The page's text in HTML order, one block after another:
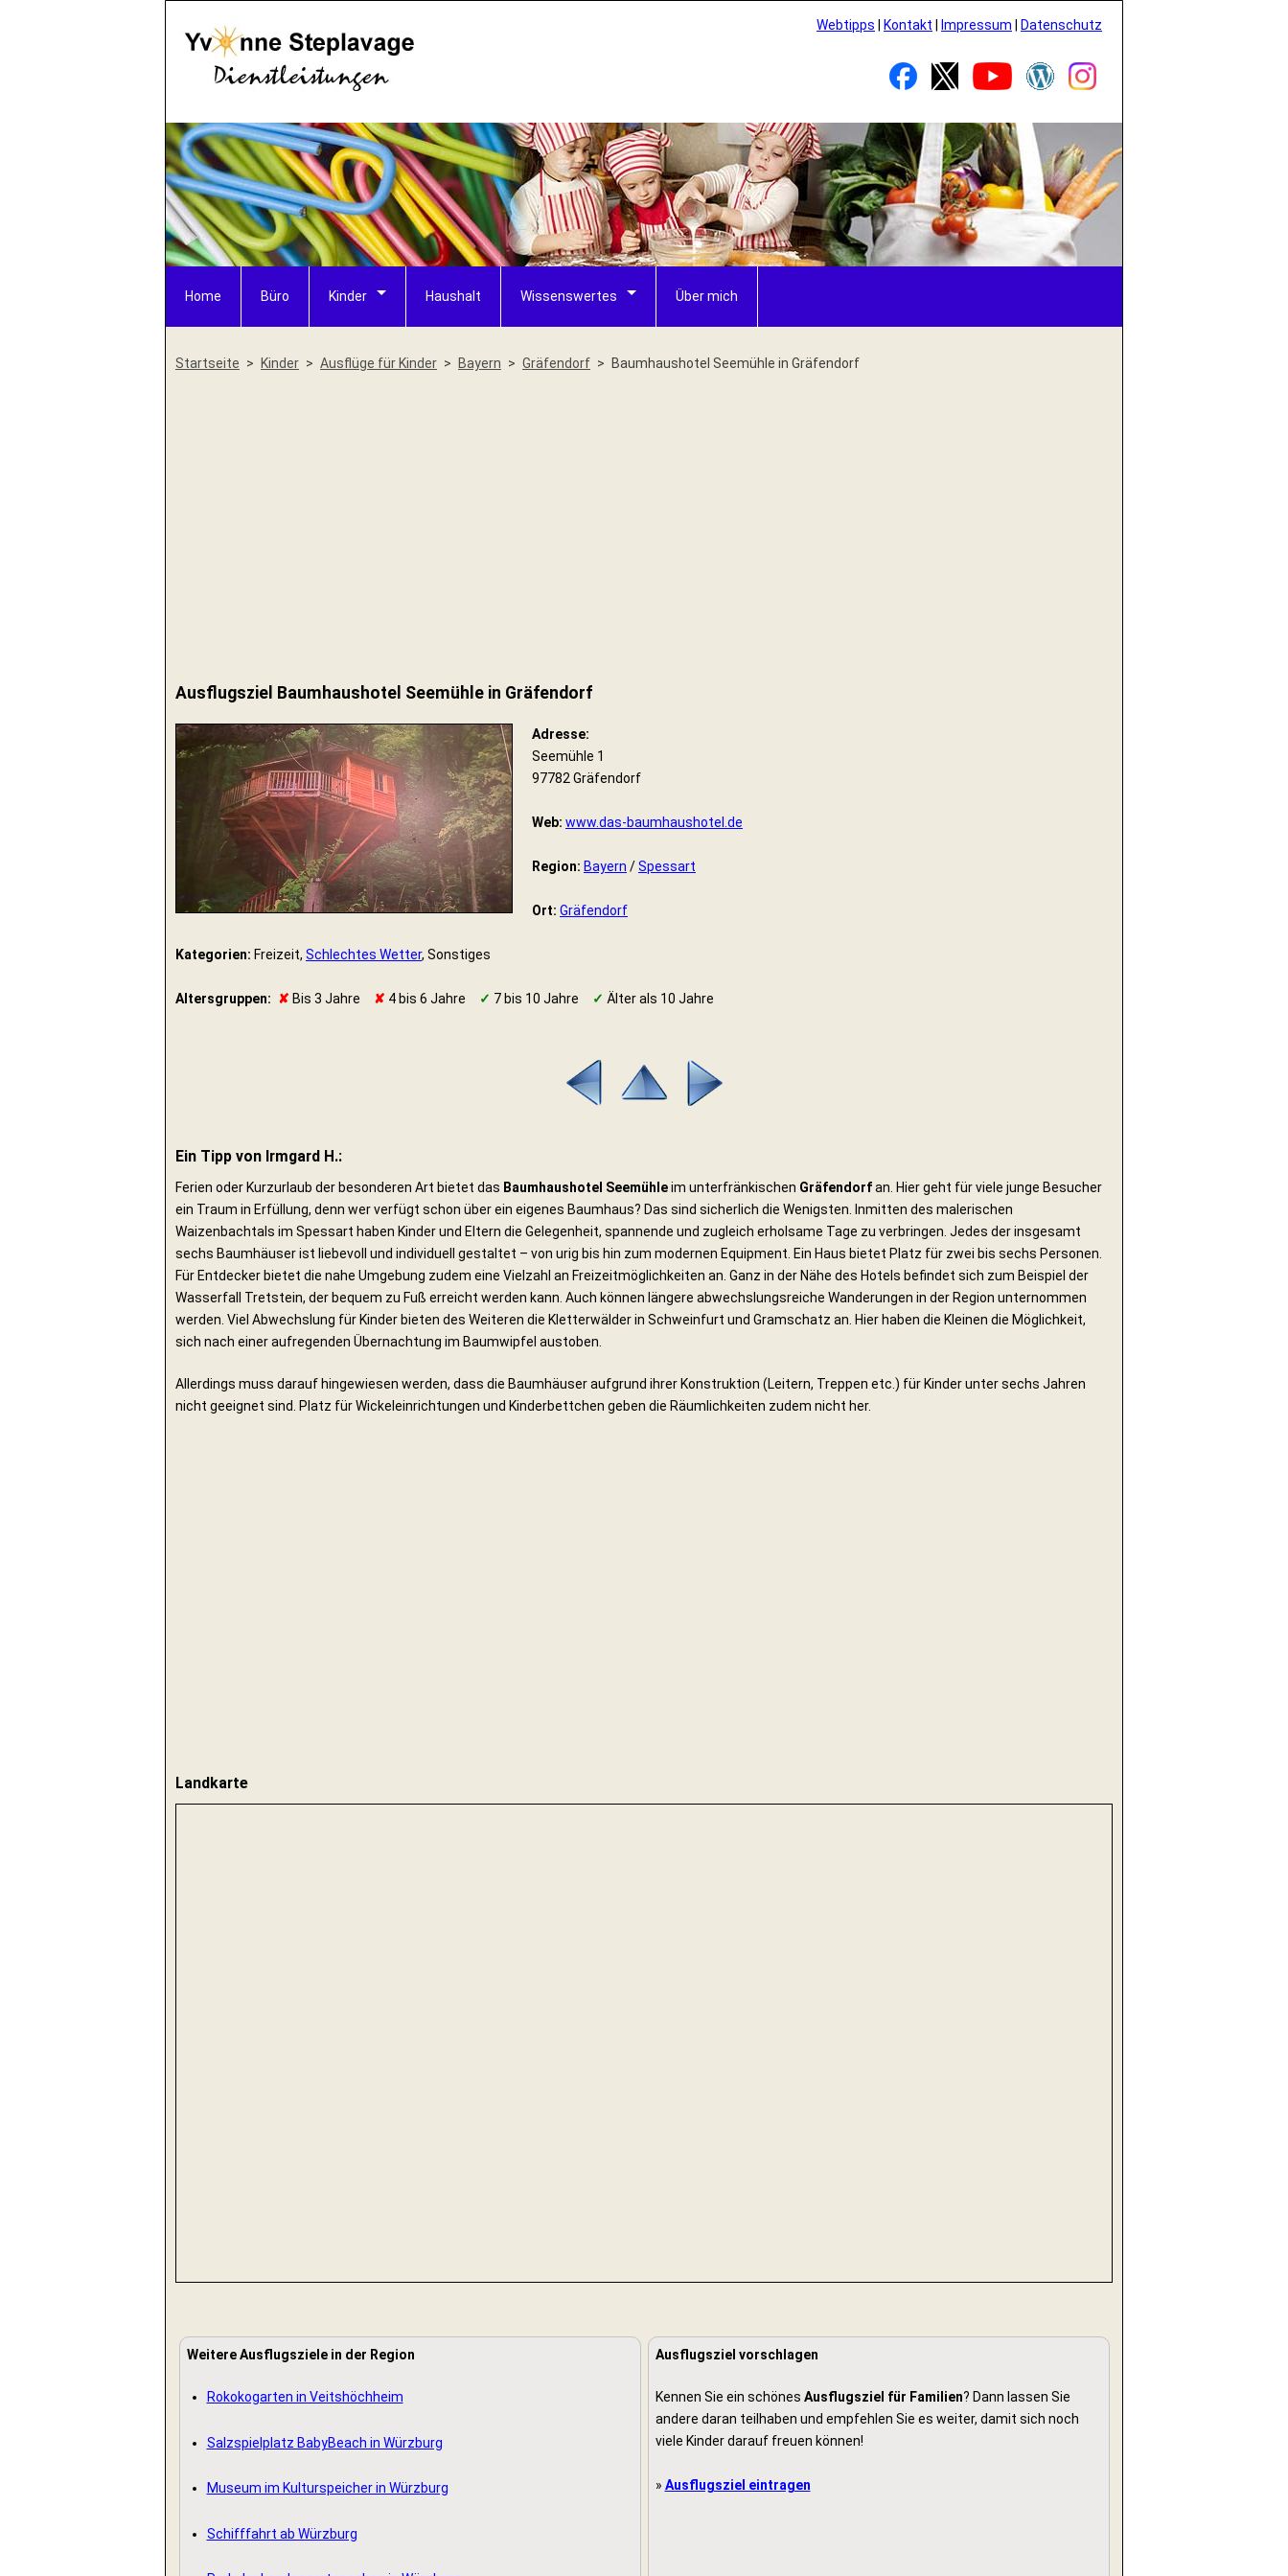
Webtipps Kontakt Impressum Datenschutz
Home Büro Kinder Haushalt Wissenswertes Über mich
Startseite Kinder Ausflüge für Kinder Bayern Gräfendorf Baumhaushotel Seemühle in Gräfendorf
Ausflugsziel Baumhaushotel Seemühle in Gräfendorf
Adresse:
Seemühle 1
97782 Gräfendorf
Web: www.das-baumhaushotel.de
Region: Bayern /Spessart
Ort: Gräfendorf
Kategorien: Freizeit, Schlechtes Wetter, Sonstiges
Altersgruppen: ✘ Bis 3 Jahre ✘ 4 bis 6 Jahre ✓ 7 bis 10 Jahre ✓ Älter als 10 Jahre
Ein Tipp von Irmgard H.:
Ferien oder Kurzurlaub der besonderen Art bietet das Baumhaushotel Seemühleim unterfränkischen Gräfendorfan. Hier geht für viele junge Besucher
ein Traum in Erfüllung, denn wer verfügt schon über ein eigenes Baumhaus? Das sind sicherlich die Wenigsten. Inmitten des malerischen
Waizenbachtals im Spessart haben Kinder und Eltern die Gelegenheit, spannende und zugleich erholsame Tage zu verbringen. Jedes der insgesamt
sechs Baumhäuser ist liebevoll und individuell gestaltet – von urig bis hin zum modernen Equipment. Ein Haus bietet Platz für zwei bis sechs Personen.
Für Entdecker bietet die nahe Umgebung zudem eine Vielzahl an Freizeitmöglichkeiten an. Ganz in der Nähe des Hotels befindet sich zum Beispiel der
Wasserfall Tretstein, der bequem zu Fuß erreicht werden kann. Auch können längere abwechslungsreiche Wanderungen in der Region unternommen
werden. Viel Abwechslung für Kinder bieten des Weiteren die Kletterwälder in Schweinfurt und Gramschatz an. Hier haben die Kleinen die Möglichkeit,
sich nach einer aufregenden Übernachtung im Baumwipfel austoben.
Allerdings muss darauf hingewiesen werden, dass die Baumhäuser aufgrund ihrer Konstruktion (Leitern, Treppen etc.) für Kinder unter sechs Jahren
nicht geeignet sind. Platz für Wickeleinrichtungen und Kinderbettchen geben die Räumlichkeiten zudem nicht her.
Landkarte
Weitere Ausflugsziele in der Region
Rokokogarten in Veitshöchheim
Salzspielplatz BabyBeach in Würzburg
Museum im Kulturspeicher in Würzburg
Schifffahrt ab Würzburg
Ausflugsziel vorschlagen
Kennen Sie ein schönes Ausflugsziel für Familien? Dann lassen Sie
andere daran teilhaben und empfehlen Sie es weiter, damit sich noch
viele Kinder darauf freuen können!
» Ausflugsziel eintragen